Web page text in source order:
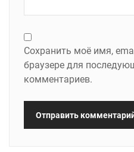
Сохранить моё имя,
браузере для
комментариев.